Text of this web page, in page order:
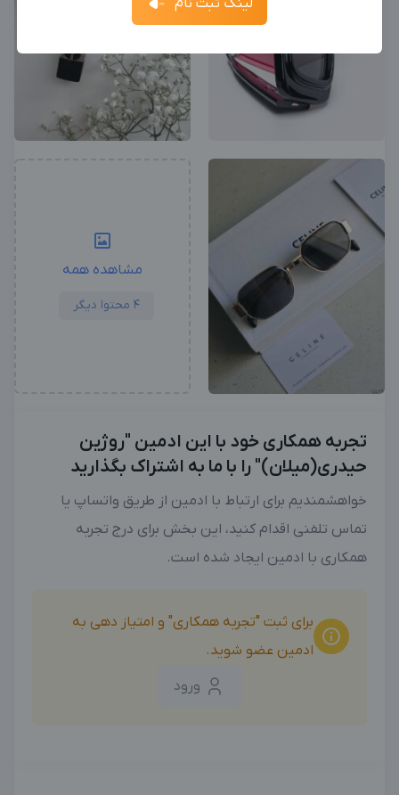
مشاهده همه
4 محتوا دیگر
تجربه همکاری خود با این ادمین "روژین
حیدری(میلان)" را با ما به اشتراک بگذارید
خواهشمندیم برای ارتباط با ادمین از طریق واتساپ یا
تماس تلفنی اقدام کنید، این بخش برای درج تجربه
همکاری با ادمین ایجاد شده است.
برای ثبت "تجربه همکاری" و امتیاز دهی به
ادمین عضو شوید.
ورود
آگهی استخدام ادمین
جدیدترین آگهی‌های استخدامی را ببینید
بزرگترین پیج ادمینی بزرگترین کانال ادمینی